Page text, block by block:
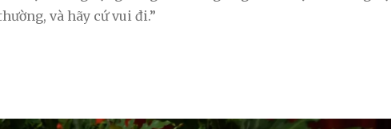
và hãy cứ vui đi.”